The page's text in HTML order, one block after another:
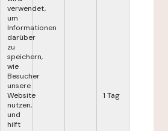
verwendet,
um
Informationen
darüber
zu
speichern,
wie
Besucher
unsere
Website
nutzen,
und
hilft
1 Tag